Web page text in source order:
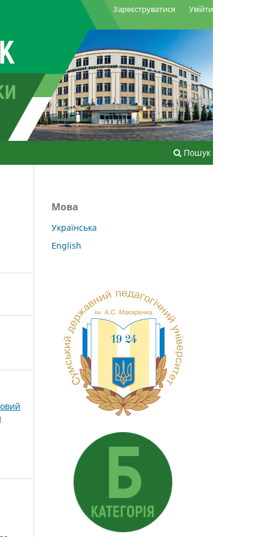
Пошук
Зареєструватися Увійти
Мова
Українська
English